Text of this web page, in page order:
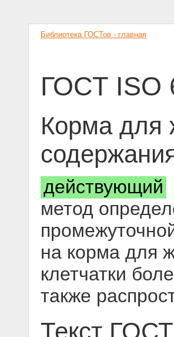
Библиотека ГОСТов - главная
ГОСТ ISO
Корма для
действующий
метод
на корма для
клетчатки
также
Текст